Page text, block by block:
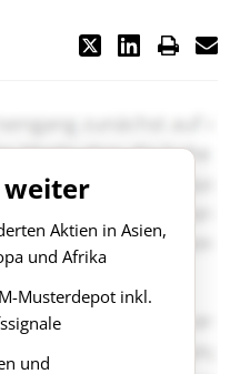
weiter
Aktien in Asien,
und Afrika
Musterdepot inkl.
und